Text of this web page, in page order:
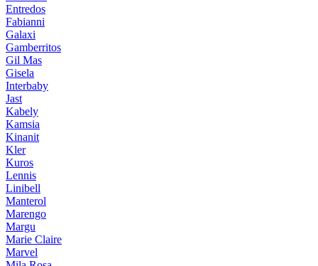
Entredos
Fabianni
Galaxi
Gamberritos
Gil Mas
Gisela
Interbaby
Jast
Kabely
Kamsia
Kinanit
Kler
Kuros
Lennis
Linibell
Manterol
Marengo
Margu
Marie Claire
Marvel